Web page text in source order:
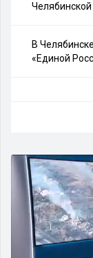
Челябинской
В
«Единой